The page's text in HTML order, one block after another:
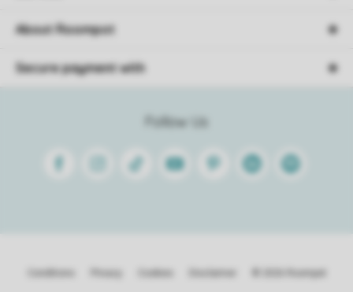
Follow Us
FacebookInstagram
Tiktok Youtube PinterestLinkedinSpotify
About Roompot
Secure payment with